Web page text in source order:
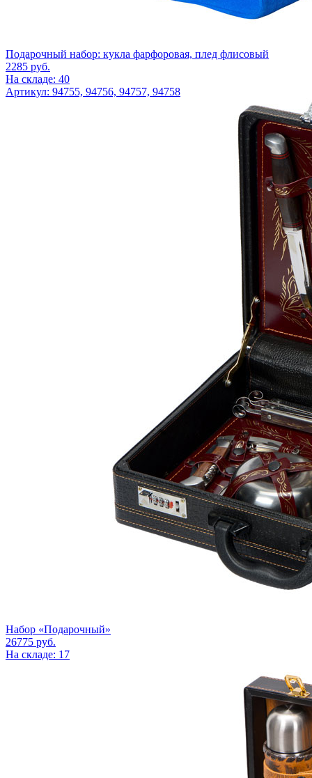
Подарочный набор: кукла фарфоровая, плед флисовый
2285 руб.
На складе: 40
Артикул: 94755, 94756, 94757, 94758
Набор «Подарочный»
26775 руб.
На складе: 17